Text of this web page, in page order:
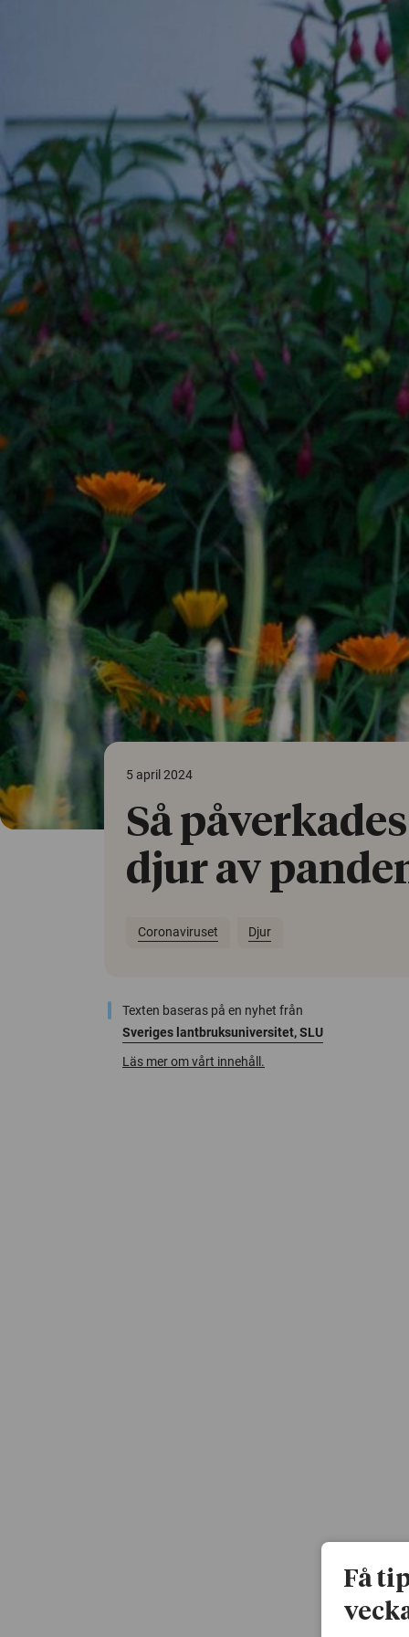
5 april 2024
Så
djur av
Coronaviruset Djur
Texten baseras på en nyhet från
Sveriges lantbruksuniversitet, SLU
Läs mer om vårt innehåll.
Få